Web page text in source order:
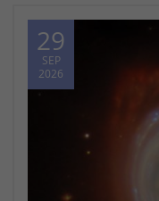
29
SEP
2026